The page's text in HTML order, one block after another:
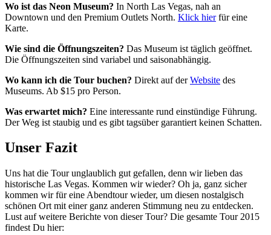
Wo ist das Neon Museum? In North Las Vegas, nah an
Downtown und den Premium Outlets North. Klick hierfür eine
Karte.
Wie sind die Öffnungszeiten? Das Museum ist täglich geöffnet.
Die Öffnungszeiten sind variabel und saisonabhängig.
Wo kann ich die Tour buchen? Direkt auf derWebsite des
Museums. Ab $15 pro Person.
Was erwartet mich? Eine interessante rund einstündige Führung.
Der Weg ist staubig und es gibt tagsüber garantiert keinen Schatten.
Unser Fazit
Uns hat die Tour unglaublich gut gefallen, denn wir lieben das
historische Las Vegas. Kommen wir wieder? Oh ja, ganz sicher
kommen wir für eine Abendtour wieder, um diesen nostalgisch
schönen Ort mit einer ganz anderen Stimmung neu zu entdecken.
Lust auf weitere Berichte von dieser Tour? Die gesamte Tour 2015
findest Du hier: